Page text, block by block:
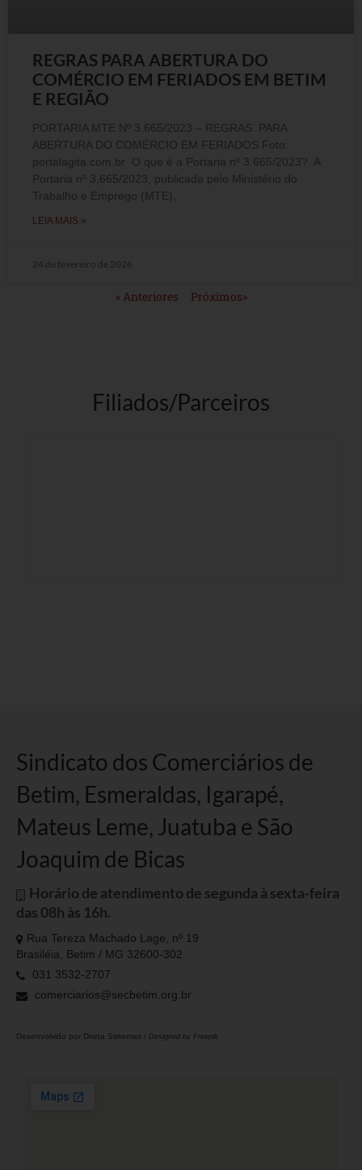
REGRAS PARA ABERTURA DO
COMÉRCIO EM FERIADOS EM BETIM
E REGIÃO
PORTARIA MTE Nº 3.665/2023 – REGRAS PARA
ABERTURA DO COMÉRCIO EM FERIADOS Foto:
portalagita.com.br O que é a Portaria nº 3.665/2023? A
Portaria nº 3.665/2023, publicada pelo Ministério do
Trabalho e Emprego (MTE),
LEIA MAIS »
24 de fevereiro de 2026
« Anteriores Próximos»
Filiados/Parceiros
Sindicato dos Comerciários de
Betim, Esmeraldas, Igarapé,
Mateus Leme, Juatuba e São
Joaquim de Bicas
Horário de atendimento de segunda à sexta-feira
das 08h às 16h.
Rua Tereza Machado Lage, nº 19
Brasiléia, Betim / MG 32600-302.
031 3532-2707
comerciarios@secbetim.org.br
Desenvolvido por Direta Sistemas / Designed by Freepik